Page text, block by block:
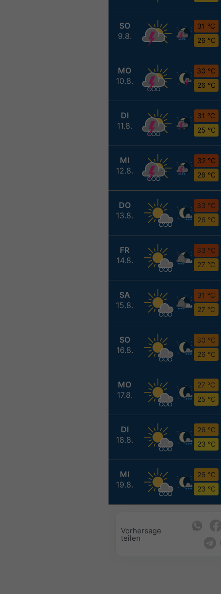
SO
9.8.
31 °C
26 °C
MO
10.8.
30 °C
26 °C
DI
11.8.
31 °C
25 °C
MI
12.8.
32 °C
26 °C
DO
13.8.
33 °C
26 °C
FR
14.8.
33 °C
27 °C
SA
15.8.
31 °C
27 °C
SO
16.8.
30 °C
26 °C
MO
17.8.
27 °C
25 °C
DI
18.8.
26 °C
23 °C
MI
19.8.
26 °C
23 °C
Vorhersage
teilen